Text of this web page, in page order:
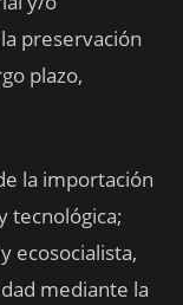
preservación
plazo,
la importación
tecnológica;
ecosocialista,
mediante la